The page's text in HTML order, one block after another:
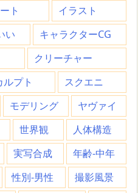
ト
イラスト
い
キャラクターCG
クリーチャー
ルプト
スクエニ
モデリング
ヤヴァイ
世界観
人体構造
実写合成
年齢-中年
性別-男性
撮影風景